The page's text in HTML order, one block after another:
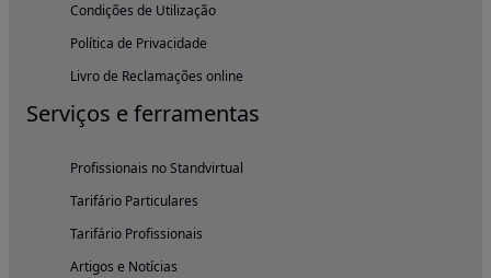
Condições de Utilização
Política de Privacidade
Livro de Reclamações online
Serviços e ferramentas
Profissionais no Standvirtual
Tarifário Particulares
Tarifário Profissionais
Artigos e Notícias